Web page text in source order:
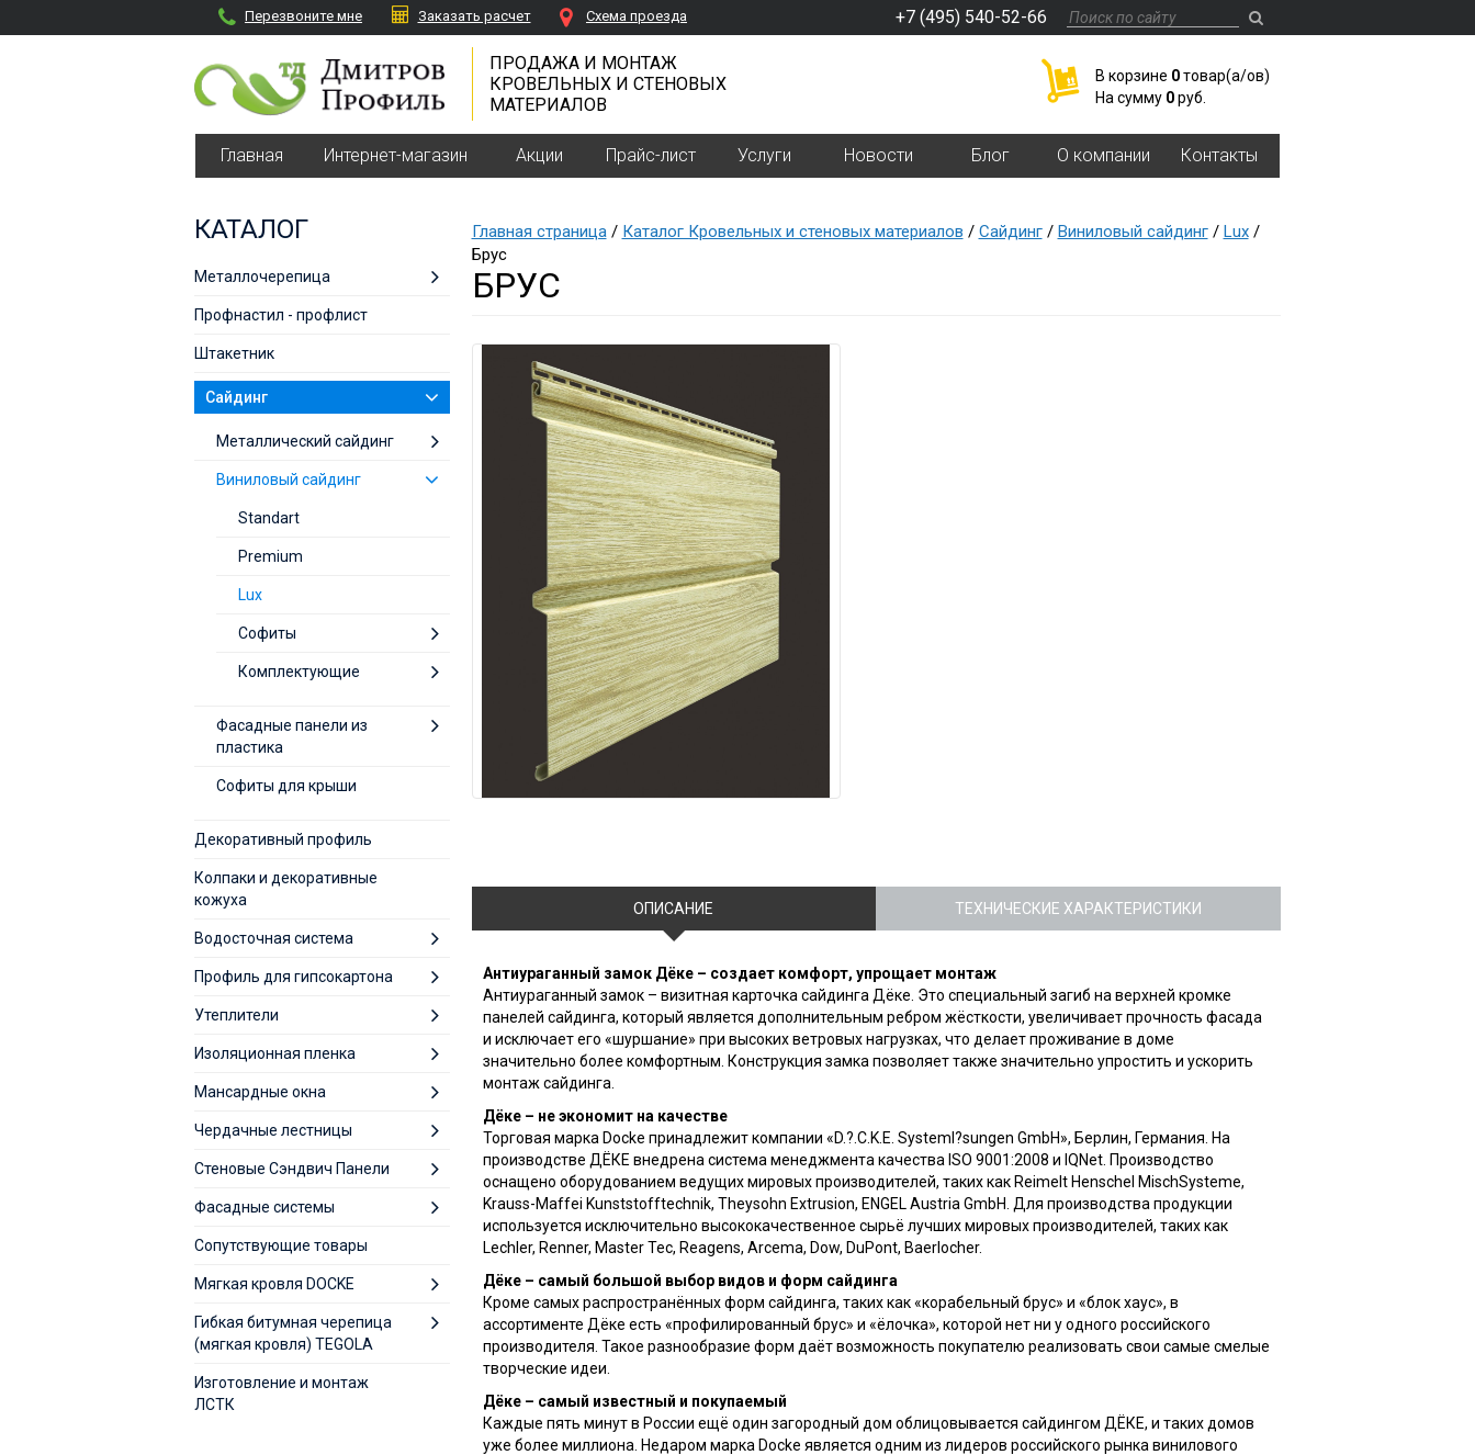
Перезвоните мне Заказать расчет Cхема проезда +7 (495) 540-52-66
ПРОДАЖА И МОНТАЖ
КРОВЕЛЬНЫХ И СТЕНОВЫХ
МАТЕРИАЛОВ
В корзине 0товар(a/ов)
На сумму 0руб.
Главная Интернет-магазин Акции Прайс-лист Услуги Новости Блог О компании Контакты
КАТАЛОГ
Металлочерепица
Профнастил - профлист
Штакетник
Сайдинг
Металлический сайдинг
Виниловый сайдинг
Standart
Premium
Lux
Софиты
Комплектующие
Фасадные панели из
пластика
Софиты для крыши
Декоративный профиль
Колпаки и декоративные
кожуха
Водосточная система
Профиль для гипсокартона
Утеплители
Изоляционная пленка
Мансардные окна
Чердачные лестницы
Стеновые Сэндвич Панели
Фасадные системы
Сопутствующие товары
Мягкая кровля DOCKE
Гибкая битумная черепица
(мягкая кровля) TEGOLA
Изготовление и монтаж
ЛСТК
Главная страница/ Каталог Кровельных и стеновых материалов / Сайдинг/ Виниловый сайдинг/ Lux/
Брус
БРУС
ОПИСАНИЕ ТЕХНИЧЕСКИЕ ХАРАКТЕРИСТИКИ
Антиураганный замок Дёке – создает комфорт, упрощает монтаж
Антиураганный замок – визитная карточка сайдинга Дёке. Это специальный загиб на верхней кромке
панелей сайдинга, который является дополнительным ребром жёсткости, увеличивает прочность фасада
и исключает его «шуршание» при высоких ветровых нагрузках, что делает проживание в доме
значительно более комфортным. Конструкция замка позволяет также значительно упростить и ускорить
монтаж сайдинга.
Дёке – не экономит на качестве
Торговая марка Docke принадлежит компании «D.?.C.K.E. Systeml?sungen GmbH», Берлин, Германия. На
производстве ДЁКЕ внедрена система менеджмента качества ISO 9001:2008 и IQNet. Производство
оснащено оборудованием ведущих мировых производителей, таких как Reimelt Henschel MischSysteme,
Krauss-Maffei Kunststofftechnik, Theysohn Extrusion, ENGEL Austria GmbH. Для производства продукции
используется исключительно высококачественное сырьё лучших мировых производителей, таких как
Lechler, Renner, Master Tec, Reagens, Arcema, Dow, DuPont, Baerlocher.
Дёке – самый большой выбор видов и форм сайдинга
Кроме самых распространённых форм сайдинга, таких как «корабельный брус» и «блок хаус», в
ассортименте Дёке есть «профилированный брус» и «ёлочка», которой нет ни у одного российского
производителя. Такое разнообразие форм даёт возможность покупателю реализовать свои самые смелые
творческие идеи.
Дёке – самый известный и покупаемый
Каждые пять минут в России ещё один загородный дом облицовывается сайдингом ДЁКЕ, и таких домов
уже более миллиона. Недаром марка Docke является одним из лидеров российского рынка винилового